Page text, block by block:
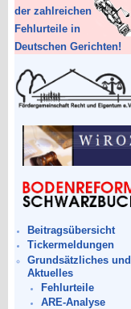
der zahlreichen
Fehlurteile in
Deutschen Gerichten!
Beitragsübersicht
Tickermeldungen
Grundsätzliches und
Aktuelles
Fehlurteile
ARE-Analyse